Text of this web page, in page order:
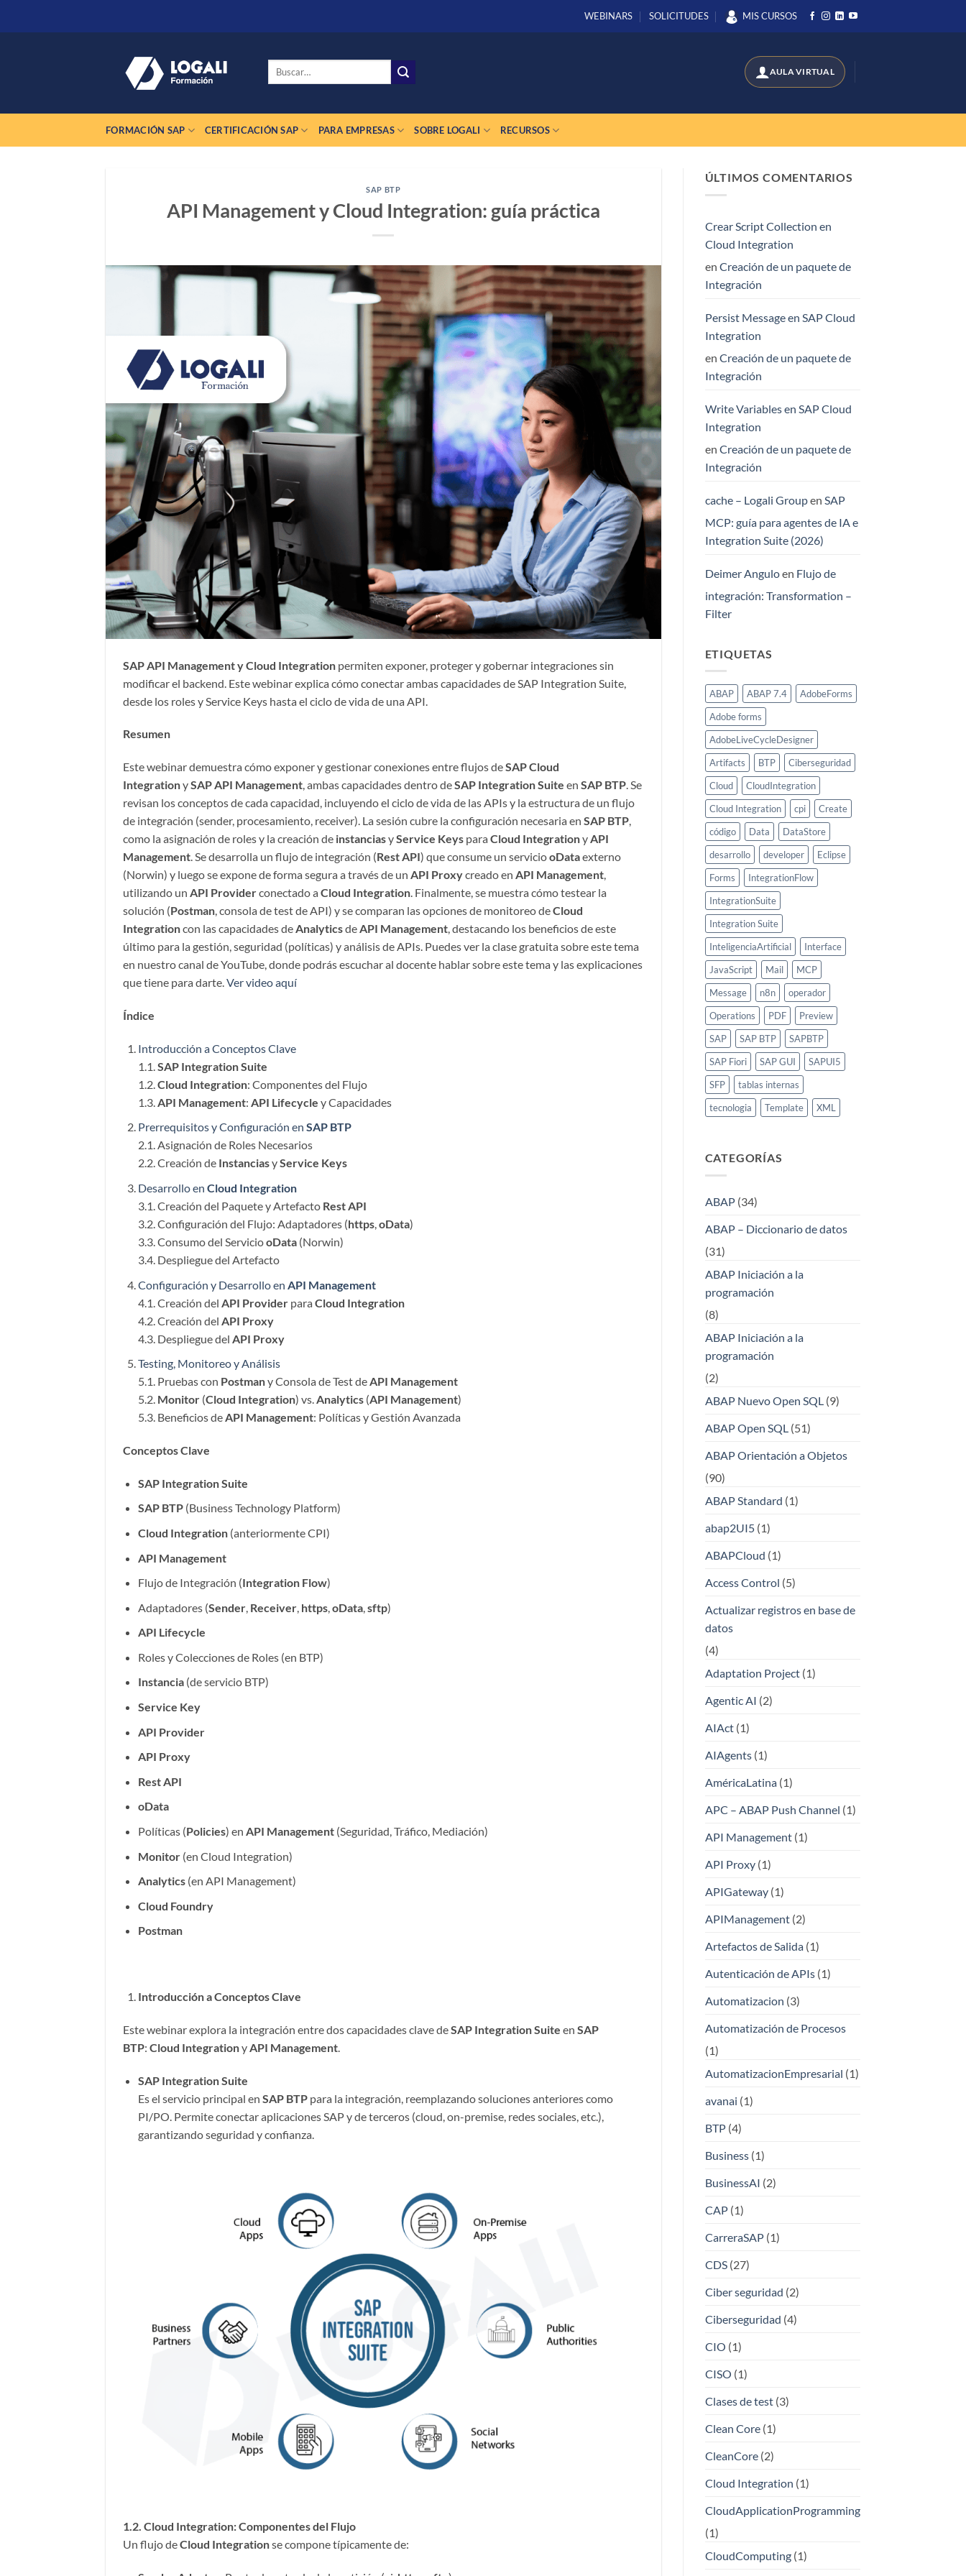
WEBINARS SOLICITUDES MIS CURSOS
Buscar
FORMACIÓN SAP CERTIFICACIÓN SAP PARA EMPRESAS SOBRE LOGALI RECURSOS
SAP BTP
API Management y Cloud Integration: guía práctica
SAP API Management y Cloud Integration permiten exponer, proteger y gobernar integraciones sin
modificar el backend. Este webinar explica cómo conectar ambas capacidades de SAP Integration Suite,
desde los roles y Service Keys hasta el ciclo de vida de una API.
Resumen
Este webinar demuestra cómo exponer y gestionar conexiones entre flujos deSAP Cloud
IntegrationySAP API Management, ambas capacidades dentro deSAP Integration Suite en SAP BTP. Se
revisan los conceptos de cada capacidad, incluyendo el ciclo de vida de las APIs y la estructura de un flujo
de integración (sender, procesamiento, receiver). La sesión cubre la configuración necesaria en SAP BTP,
como la asignación de roles y la creación de instanciasyService Keys para Cloud IntegrationyAPI
Management. Se desarrolla un flujo de integración (Rest API) que consume un serviciooDataexterno
(Norwin) y luego se expone de forma segura a través de un API Proxycreado en API Management,
utilizando un API Providerconectado a Cloud Integration. Finalmente, se muestra cómo testear la
solución (Postman, consola de test de API) y se comparan las opciones de monitoreo deCloud
Integrationcon las capacidades deAnalyticsdeAPI Management, destacando los beneficios de este
último para la gestión, seguridad (políticas) y análisis de APIs. Puedes ver la clase gratuita sobre este tema
en nuestro canal de YouTube, donde podrás escuchar al docente hablar sobre este tema y las explicaciones
que tiene para darte.Ver video aquí
Índice
Introducción a Conceptos Clave
1.1. SAP Integration Suite
1.2. Cloud Integration: Componentes del Flujo
1.3. API Management: API Lifecycle y Capacidades
Prerrequisitos y Configuración en SAP BTP
2.1. Asignación de Roles Necesarios
2.2. Creación de InstanciasyService Keys
Desarrollo en Cloud Integration
3.1. Creación del Paquete y Artefacto Rest API
3.2. Configuración del Flujo: Adaptadores (https,oData)
3.3. Consumo del ServiciooData(Norwin)
3.4. Despliegue del Artefacto
Configuración y Desarrollo en API Management
4.1. Creación del API Providerpara Cloud Integration
4.2. Creación del API Proxy
4.3. Despliegue del API Proxy
Testing, Monitoreo y Análisis
5.1. Pruebas con Postmany Consola de Test deAPI Management
5.2. Monitor(Cloud Integration) vs.Analytics(API Management)
5.3. Beneficios deAPI Management: Políticas y Gestión Avanzada
Conceptos Clave
SAP Integration Suite
SAP BTP(Business Technology Platform)
Cloud Integration(anteriormente CPI)
API Management
Flujo de Integración (Integration Flow)
Adaptadores (Sender, Receiver, https, oData, sftp)
API Lifecycle
Roles y Colecciones de Roles (en BTP)
Instancia(de servicio BTP)
Service Key
API Provider
API Proxy
Rest API
oData
Políticas (Policies) en API Management(Seguridad, Tráfico, Mediación)
Monitor(en Cloud Integration)
Analytics(en API Management)
Cloud Foundry
Postman
Introducción a Conceptos Clave
Este webinar explora la integración entre dos capacidades clave deSAP Integration Suite en SAP
BTP: Cloud Integrationy API Management
SAP Integration Suite
Es el servicio principal en SAP BTPpara la integración, reemplazando soluciones anteriores como
PI/PO. Permite conectar aplicaciones SAP y de terceros (cloud, on-premise, redes sociales, etc.),
garantizando seguridad y confianza.
1.2. Cloud Integration: Componentes del Flujo
Un flujo deCloud Integrationse compone típicamente de:
ÚLTIMOS COMENTARIOS
Crear Script Collection en
Cloud Integration
en Creación de un paquete de
Integración
Persist Message en SAP Cloud
Integration
en Creación de un paquete de
Integración
Write Variables en SAP Cloud
Integration
en Creación de un paquete de
Integración
cache – Logali Groupen SAP
MCP: guía para agentes de IA e
Integration Suite (2026)
Deimer Anguloen Flujo de
integración: Transformation –
Filter
ETIQUETAS
ABAP ABAP 7.4
AdobeForms
Adobe forms
AdobeLiveCycleDesigner
Artifacts
BTP
Ciberseguridad
Cloud
CloudIntegration
Cloud Integration
cpi
Create
código
Data
DataStore
desarrollo
developer
Eclipse
Forms
IntegrationFlow
IntegrationSuite
Integration Suite
InteligenciaArtificial
Interface
JavaScript
Mail
MCP
Message
n8n
operador
Operations
PDF
Preview
SAP
SAP BTP
SAPBTP
SAP Fiori
SAP GUI
SAPUI5
SFP
tablas internas
tecnologia
Template XML
CATEGORÍAS
ABAP(34)
ABAP – Diccionario de datos
(31)
ABAP Iniciación a la
programación
(8)
ABAP Iniciación a la
programación
(2)
ABAP Nuevo Open SQL (9)
ABAP Open SQL (51)
ABAP Orientación a Objetos
(90)
ABAP Standard (1)
abap2UI5(1)
ABAPCloud (1)
Access Control (5)
Actualizar registros en base de
datos
(4)
Adaptation Project(1)
Agentic AI (2)
AIAct(1)
AIAgents(1)
AméricaLatina(1)
APC – ABAP Push Channel (1)
API Management(1)
API Proxy(1)
APIGateway(1)
APIManagement(2)
Artefactos de Salida(1)
Autenticación de APIs(1)
Automatizacion (3)
Automatización de Procesos
(1)
AutomatizacionEmpresarial (1)
avanai (1)
BTP(4)
Business(1)
BusinessAI (2)
CAP(1)
CarreraSAP(1)
CDS(27)
Ciber seguridad (2)
Ciberseguridad (4)
CIO (1)
CISO (1)
Clases de test(3)
Clean Core(1)
CleanCore(2)
Cloud Integration (1)
CloudApplicationProgramming
(1)
CloudComputing(1)